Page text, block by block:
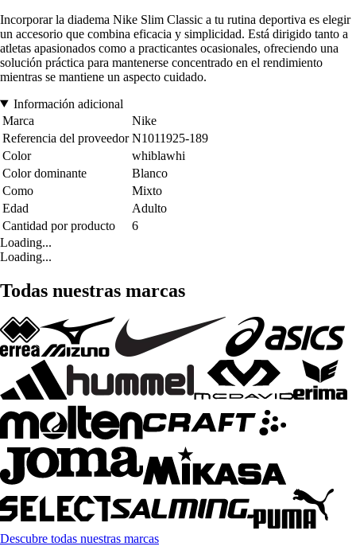
Incorporar la diadema Nike Slim Classic a tu rutina deportiva es elegir
un accesorio que combina eficacia y simplicidad. Está dirigido tanto a
atletas apasionados como a practicantes ocasionales, ofreciendo una
solución práctica para mantenerse concentrado en el rendimiento
mientras se mantiene un aspecto cuidado.
Información adicional
Marca
Nike
Referencia del proveedor N1011925-189
Color
whiblawhi
Color dominante
Blanco
Como
Mixto
Edad
Adulto
Cantidad por producto
6
Loading...
Loading...
Todas nuestras marcas
Descubre todas nuestras marcas